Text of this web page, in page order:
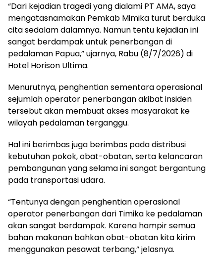
“Dari kejadian tragedi yang dialami PT AMA, saya
mengatasnamakan Pemkab Mimika turut berduka
cita sedalam dalamnya. Namun tentu kejadian ini
sangat berdampak untuk penerbangan di
pedalaman Papua,” ujarnya, Rabu (8/7/2026) di
Hotel Horison Ultima.
Menurutnya, penghentian sementara operasional
sejumlah operator penerbangan akibat insiden
tersebut akan membuat akses masyarakat ke
wilayah pedalaman terganggu.
Hal ini berimbas juga berimbas pada distribusi
kebutuhan pokok, obat-obatan, serta kelancaran
pembangunan yang selama ini sangat bergantung
pada transportasi udara.
“Tentunya dengan penghentian operasional
operator penerbangan dari Timika ke pedalaman
akan sangat berdampak. Karena hampir semua
bahan makanan bahkan obat-obatan kita kirim
menggunakan pesawat terbang,” jelasnya.